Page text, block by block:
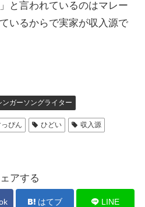
と言われているのはマレー
いるからで実家が収入源で
ンガーソングライター
ぴん ひどい 収入源
アする
はてブ LINE